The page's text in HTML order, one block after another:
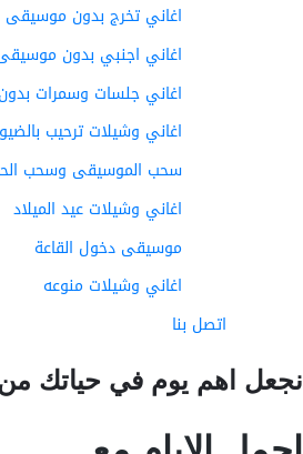
اغاني تخرج بدون موسيقى
اغاني اجنبي بدون موسيقى
اغاني جلسات وسمرات
اغاني وشيلات ترحيب
سحب الموسيقى وسحب
اغاني وشيلات عيد الميلاد
موسيقى دخول القاعة
اغاني وشيلات منوعه
اتصل بنا
اهم يوم في حياتك من